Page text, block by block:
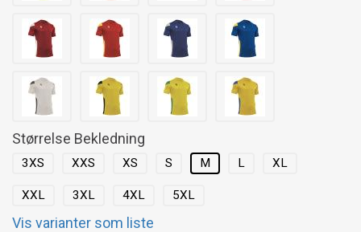
Størrelse Bekledning
3XS XXS XS S M L XL
XXL 3XL 4XL 5XL
Vis varianter som liste